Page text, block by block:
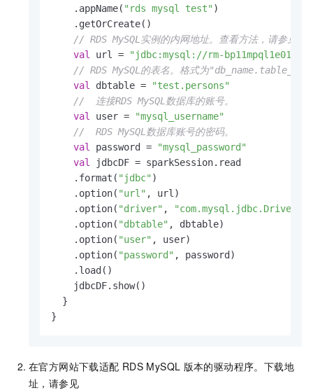
    .appName(
"rds mysql test" )
    .getOrCreate()
// RDS MySQL实例的内网地址。查看方法，请参见查
val
url =
"jdbc:mysql://rm-
// RDS MySQL的表名。格式为
val
dbtable =
"test.persons"
//  连接RDS MySQL数据库的账号。
val
user =
"mysql_username"
//  RDS MySQL数据库账号的密码。
val
password =
"mysql_password"
val
jdbcDF = sparkSession.read
    .format(
"jdbc" )
    .option(
"url" , url)
    .option(
"driver" , "com.mysql.jdbc.Driver"
    .option(
"dbtable" , dbtable)
    .option(
"user" , user)
    .option(
"password" , password)
    .load()
    jdbcDF.show()
  }
}
在官方网站下载适配 RDS MySQL 版本的驱动程序。下载地
址，请参见